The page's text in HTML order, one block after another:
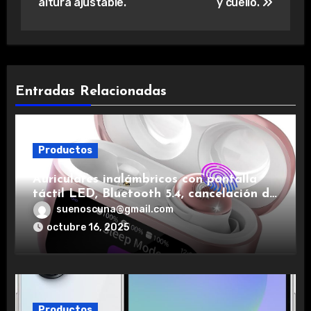
Entradas Relacionadas
Productos
Auriculares inalámbricos con pantalla
táctil LED, Bluetooth 5.4, cancelación de
ruido, impermeables y de larga duración.
suenoscuna@gmail.com
octubre 16, 2025